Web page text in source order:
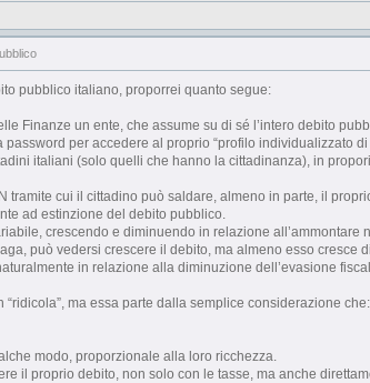
pubblico italiano, proporrei quanto segue:
Finanze un ente, che assume su di sé l’intero debito
per accedere al proprio “profilo individualizzato di
italiani (solo quelli che hanno la cittadinanza), in
tramite cui il cittadino può saldare, almeno in parte, il
ad estinzione del debito pubblico.
crescendo e diminuendo in relazione all’ammontare
può vedersi crescere il debito, ma almeno esso cresce
in relazione alla diminuzione dell’evasione
ma essa parte dalla semplice considerazione che:
modo, proporzionale alla loro ricchezza.
il proprio debito, non solo con le tasse, ma anche